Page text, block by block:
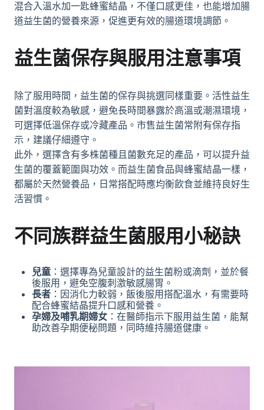
混合入溫水加一匙蜂蜜結晶，不僅口感更佳，也能增加腸
道益生菌的營養來源，促進更有效的腸道環境調節。
益生菌保存與服用注意事項
除了服用時間，益生菌的保存與挑選同樣重要。活性益生
菌對溫度較為敏感，避免長時間暴露於高溫或潮濕環境，
可選擇低溫保存或冷藏產品。市售益生菌常附有保存指
示，建議仔細遵守。
此外，選擇含有多株菌種且菌數充足的產品，可以提升益
生菌的覆蓋範圍與功效。而益生菌食品與蜂蜜結晶一樣，
都屬於天然營養品，日常搭配時應均衡飲食並維持良好生
活習慣。
不同族群益生菌服用小秘訣
兒童 ：選擇專為兒童設計的益生菌粉或滴劑，並於餐
後服用，避免空腹刺激敏感腸胃。
長者 ：因消化力較弱，飯後服用搭配溫水，有需要時
配合蜂蜜結晶提升口感和營養。
孕婦及哺乳期婦女 ：在醫師指示下服用益生菌，能幫
助改善孕期便秘問題，同時維持腸道健康。